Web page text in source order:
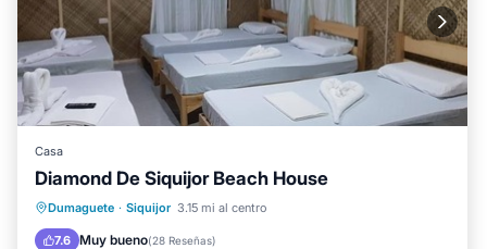
Casa
Diamond De Siquijor Beach House
Dumaguete · Siquijor 3.15 mi al centro
7.6 Muy bueno(28 Reseñas)
Desayuno
Aparcamiento
Balcón/Terraza